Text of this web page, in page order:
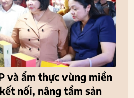
và ẩm thực vùng miền
nối, nâng tầm sản